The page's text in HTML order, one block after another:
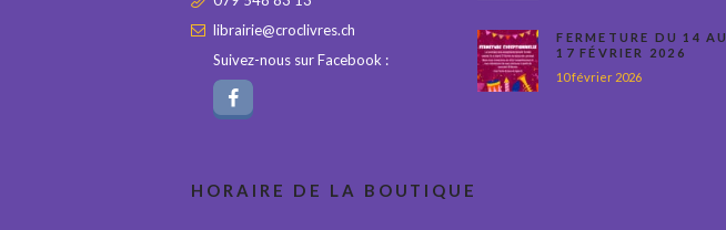
librairie@croclivres.ch
Suivez-nous sur Facebook :
HORAIRE DE LA BOUTIQUE
FERMETURE DU 14 AU
17 FÉVRIER 2026
10 février 2026